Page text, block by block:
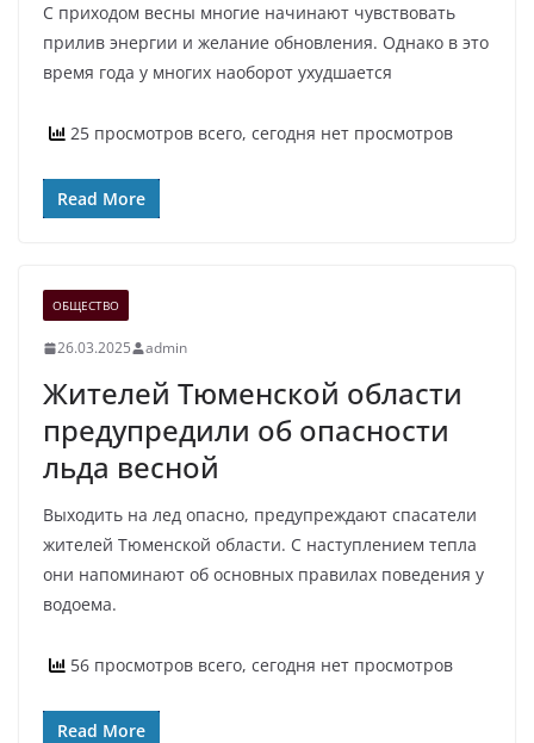
С приходом весны многие начинают чувствовать
прилив энергии и желание обновления. Однако в это
время года у многих наоборот ухудшается
25 просмотров всего, сегодня нет просмотров
Read More
ОБЩЕСТВО
26.03.2025 admin
Жителей Тюменской области
предупредили об опасности
льда весной
Выходить на лед опасно, предупреждают спасатели
жителей Тюменской области. С наступлением тепла
они напоминают об основных правилах поведения у
водоема.
56 просмотров всего, сегодня нет просмотров
Read More